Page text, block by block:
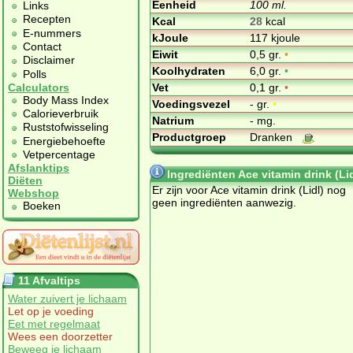
Links
Recepten
E-nummers
Contact
Disclaimer
Polls
Calculators
Body Mass Index
Calorieverbruik
Ruststofwisseling
Energiebehoefte
Vetpercentage
Afslanktips
Diëten
Webshop
Boeken
11 Afvaltips
Water zuivert je lichaam
Let op je voeding
Eet met regelmaat
Wees een doorzetter
Beweeg je lichaam
Eenheid
100 ml.
Kcal
28kcal
kJoule
117 kjoule
Eiwit
0,5 gr.•
Koolhydraten
6,0 gr.•
Vet
0,1 gr.•
Voedingsvezel
- gr.•
Natrium
- mg.
Productgroep
Dranken
Ingrediënten Ace vitamin drink
Er zijn voor Ace vitamin drink (Lidl) nog
geen ingrediënten aanwezig.